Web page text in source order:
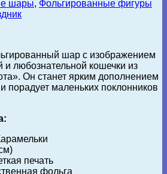
шары, Фольгированные фигуры
шар с изображением
и любознательной кошечки из
Он станет ярким дополнением
порадует маленьких поклонников
печать
фольга